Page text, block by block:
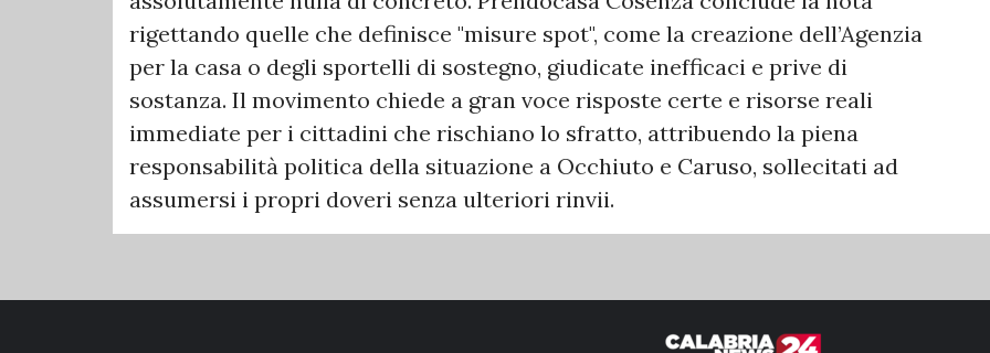
rigettando quelle che definisce "misure spot", come la creazione dell’Agenzia
per la casa o degli sportelli di sostegno, giudicate inefficaci e prive di
sostanza. Il movimento chiede a gran voce risposte certe e risorse reali
immediate per i cittadini che rischiano lo sfratto, attribuendo la piena
responsabilità politica della situazione a Occhiuto e Caruso, sollecitati ad
assumersi i propri doveri senza ulteriori rinvii.